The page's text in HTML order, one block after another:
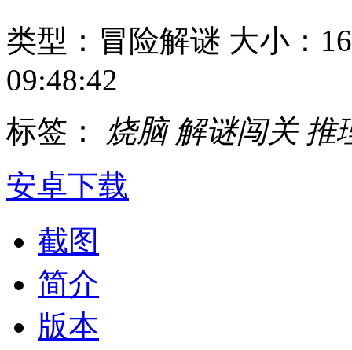
类型：冒险解谜 大小：
09:48:42
标签： 烧脑 解谜闯关 推
安卓下载
截图
简介
版本